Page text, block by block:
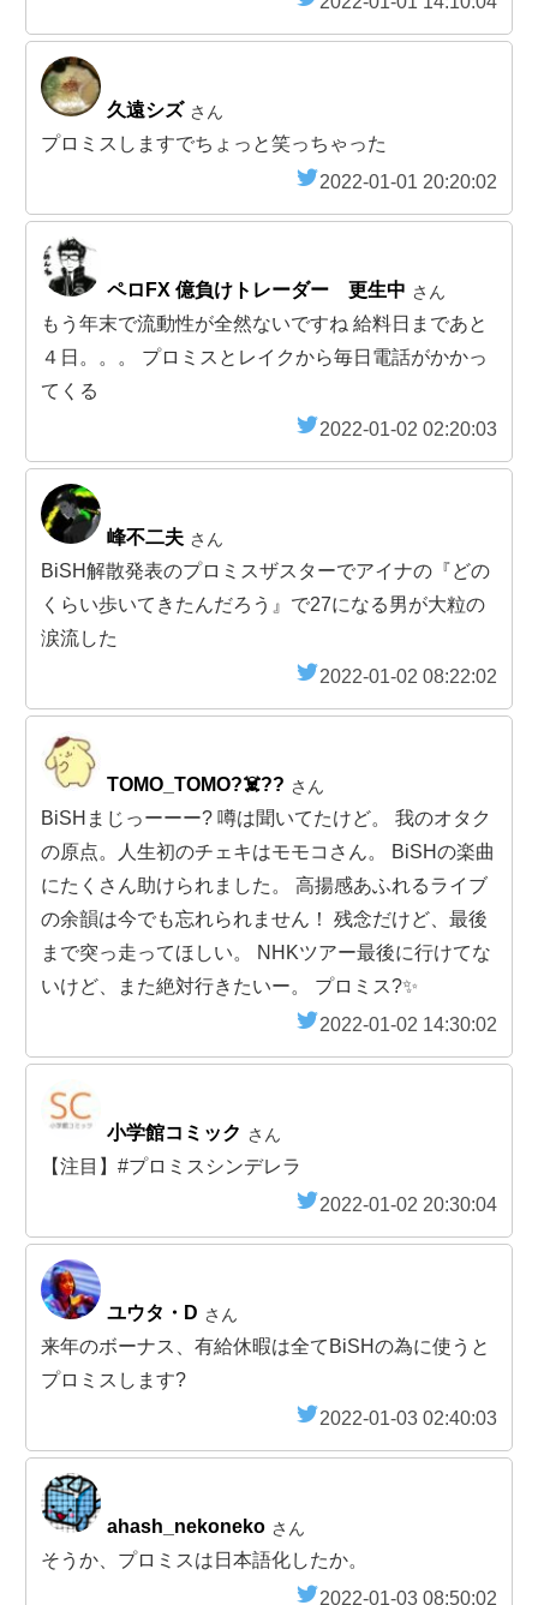
久遠シズ さん
プロミスしますでちょっと笑っちゃった
2022-01-01 20:20:02
ペロFX 億負けトレーダー 更生中 さん
もう年末で流動性が全然ないですね 給料日まであと
４日。。。 プロミスとレイクから毎日電話がかかっ
てくる
2022-01-02 02:20:03
峰不二夫 さん
BiSH解散発表のプロミスザスターでアイナの『どの
くらい歩いてきたんだろう』で27になる男が大粒の
涙流した
2022-01-02 08:22:02
TOMO_TOMO?‍☠️?? さん
BiSHまじっーーー? 噂は聞いてたけど。 我のオタク
の原点。人生初のチェキはモモコさん。 BiSHの楽曲
にたくさん助けられました。 高揚感あふれるライブ
の余韻は今でも忘れられません！ 残念だけど、最後
まで突っ走ってほしい。 NHKツアー最後に行けてな
いけど、また絶対行きたいー。 プロミス?✨
2022-01-02 14:30:02
小学館コミック さん
【注目】#プロミスシンデレラ
2022-01-02 20:30:04
ユウタ・D さん
来年のボーナス、有給休暇は全てBiSHの為に使うと
プロミスします?
2022-01-03 02:40:03
ahash_nekoneko さん
そうか、プロミスは日本語化したか。
2022-01-03 08:50:02